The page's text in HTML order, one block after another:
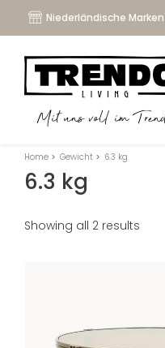
Niederländische Marken
Mit uns voll im
Home > Gewicht > 6.3 kg
6.3 kg
Showing all 2 results